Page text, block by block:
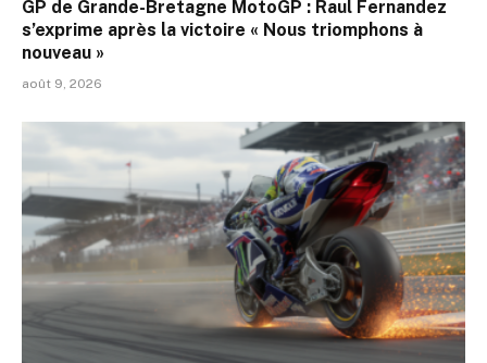
GP de Grande-Bretagne MotoGP : Raul Fernandez
s’exprime après la victoire « Nous triomphons à
nouveau »
août 9, 2026